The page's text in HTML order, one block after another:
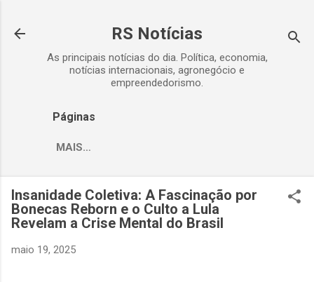
RS Notícias
As principais notícias do dia. Política, economia,
notícias internacionais, agronegócio e
empreendedorismo.
Páginas
MAIS…
Insanidade Coletiva: A Fascinação por
Bonecas Reborn e o Culto a Lula
Revelam a Crise Mental do Brasil
maio 19, 2025